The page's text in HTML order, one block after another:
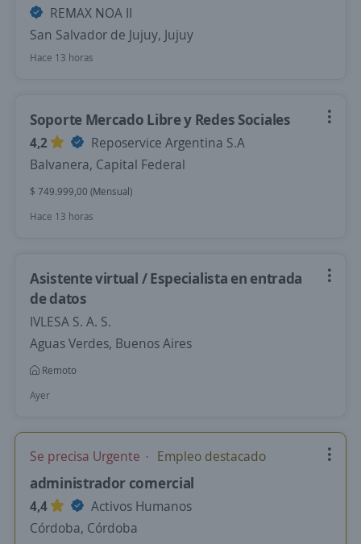
REMAX NOA II
San Salvador de Jujuy, Jujuy
Hace 13 horas
Soporte Mercado Libre y Redes Sociales
4,2
Reposervice Argentina S.A
Balvanera, Capital Federal
$ 749.999,00 (Mensual)
Hace 13 horas
Asistente virtual / Especialista en entrada
de datos
IVLESA S. A. S.
Aguas Verdes, Buenos Aires
Remoto
Ayer
Se precisa Urgente Empleo destacado
administrador comercial
4,4
Activos Humanos
Córdoba, Córdoba